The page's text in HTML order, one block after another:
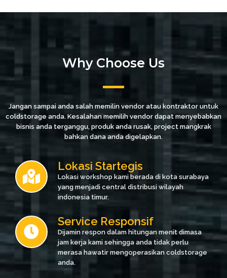
Why Choose Us
Jangan sampai anda salah memilin vendor atau kontraktor untuk
coldstorage anda. Kesalahan memilih vendor dapat menyebabkan
bisnis anda terganggu, produk anda rusak, project mangkrak
bahkan dana anda digelapkan.
Lokasi Startegis
Lokasi workshop kami berada di kota surabaya
yang menjadi central distribusi wilayah
indonesia timur.
Service Responsif
Dijamin respon dalam hitungan menit dimasa
jam kerja kami sehingga anda tidak perlu
merasa hawatir mengoperasikan coldstorage
anda.